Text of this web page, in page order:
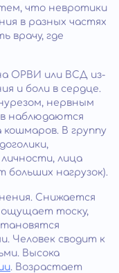
что невротики
в разных частях
врачу, где
ОРВИ или ВСД из-
и боли в сердце.
нервным
наблюдаются
В группу
лица
больших нагрузок).
Снижается
ощущает тоску,
Человек сводит к
Высока
. Возрастает